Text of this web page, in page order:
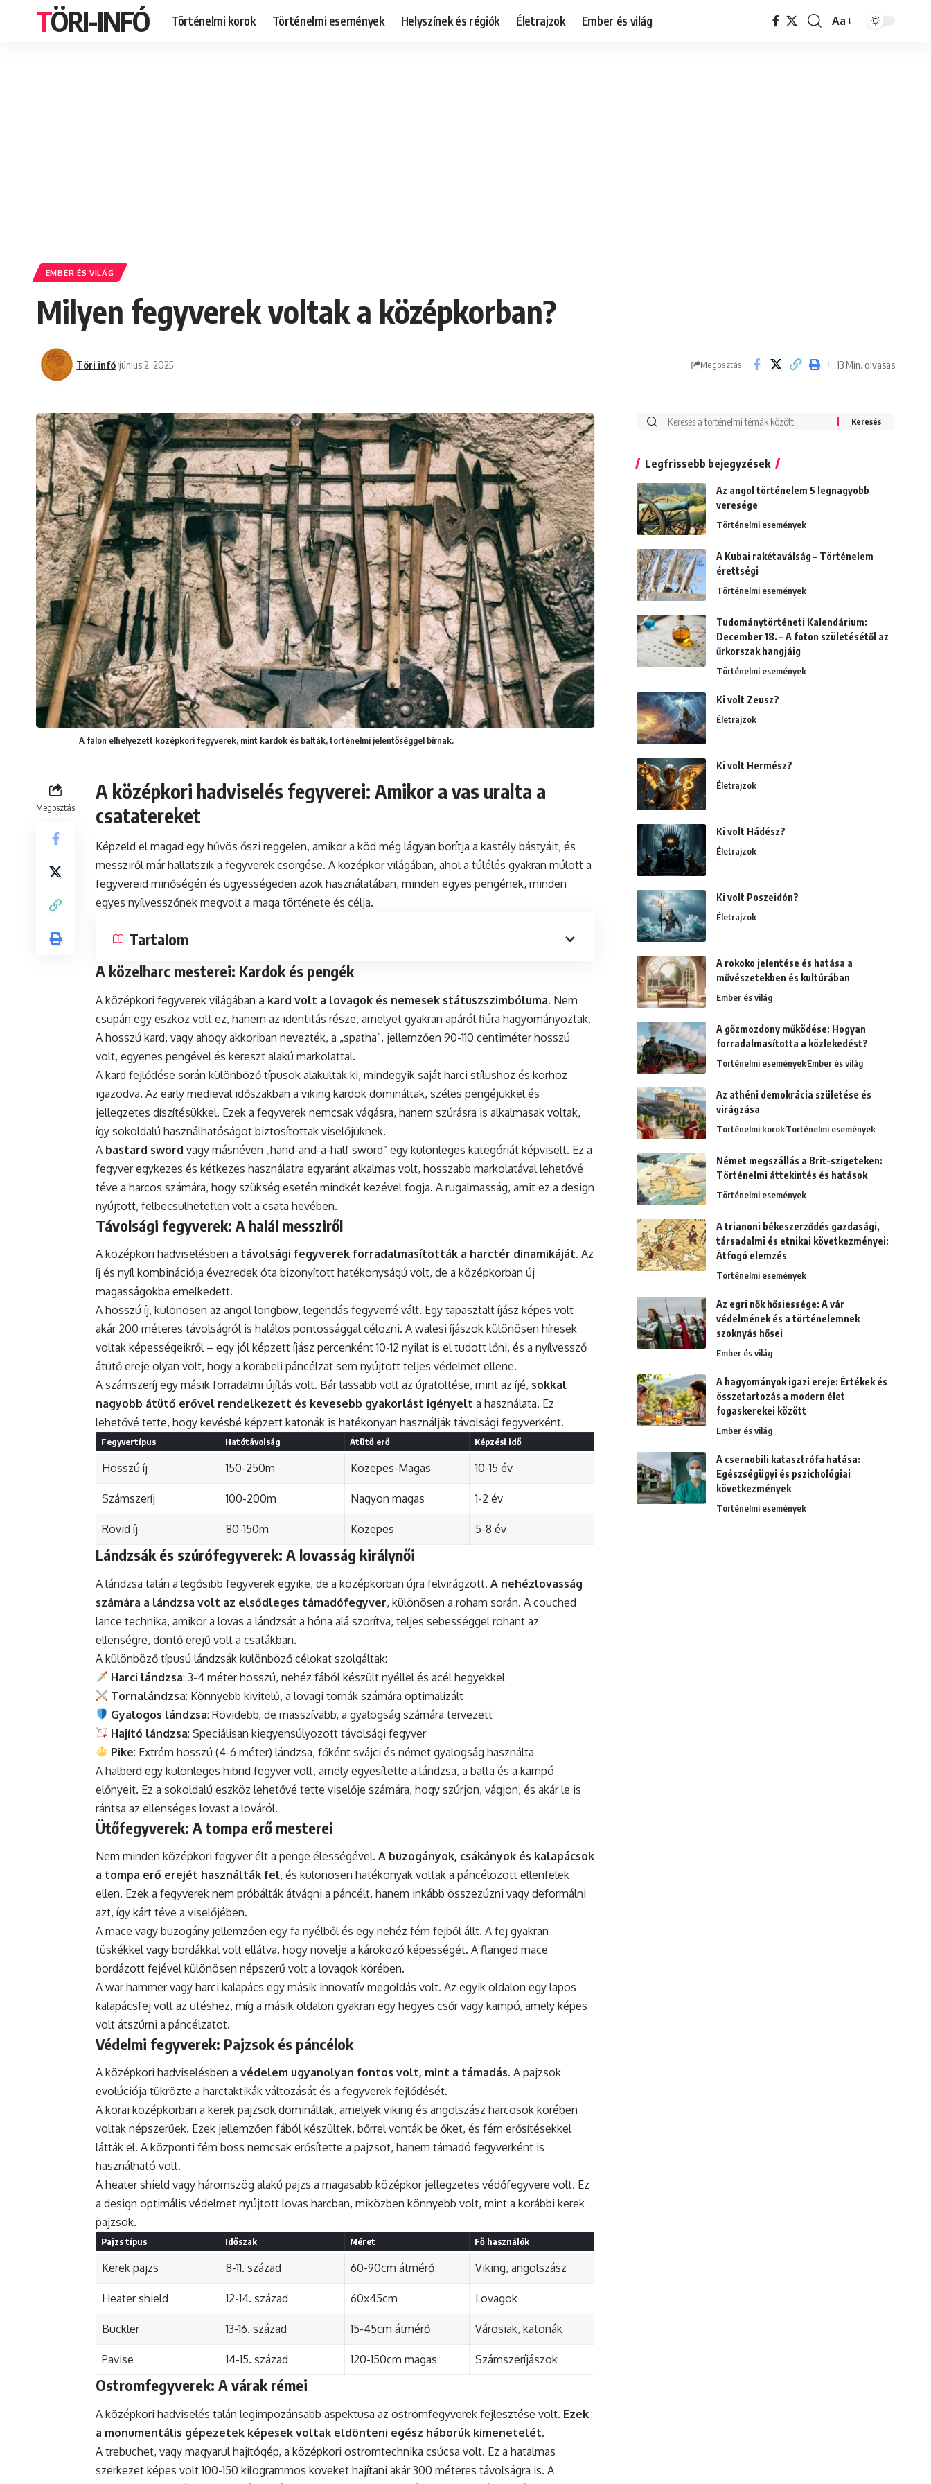
TÖRI-INFÓ Történelmi korok Történelmi események Helyszínek és régiók Életrajzok Ember és világ
Font
Aa
EMBER ÉS VILÁG
Milyen fegyverek voltak a középkorban?
Töri infó június 2, 2025 Megosztás 13 Min. olvasás
A falon elhelyezett középkori fegyverek, mint kardok és balták, történelmi jelentőséggel bírnak.
Megosztás
A középkori hadviselés fegyverei: Amikor a vas uralta a
csatatereket
Képzeld el magad egy hűvös őszi reggelen, amikor a köd még lágyan borítja a kastély bástyáit, és
messziről már hallatszik a fegyverek csörgése. A középkor világában, ahol a túlélés gyakran múlott a
fegyvereid minőségén és ügyességeden azok használatában, minden egyes pengének, minden
egyes nyílvesszőnek megvolt a maga története és célja.
Tartalom
A közelharc mesterei: Kardok és pengék
A középkori fegyverek világában a kard volt a lovagok és nemesek státuszszimbóluma. Nem
csupán egy eszköz volt ez, hanem az identitás része, amelyet gyakran apáról fiúra hagyományoztak.
A hosszú kard, vagy ahogy akkoriban nevezték, a „spatha”, jellemzően 90-110 centiméter hosszú
volt, egyenes pengével és kereszt alakú markolattal.
A kard fejlődése során különböző típusok alakultak ki, mindegyik saját harci stílushoz és korhoz
igazodva. Az early medieval időszakban a viking kardok domináltak, széles pengéjükkel és
jellegzetes díszítésükkel. Ezek a fegyverek nemcsak vágásra, hanem szúrásra is alkalmasak voltak,
így sokoldalú használhatóságot biztosítottak viselőjüknek.
A bastard sword vagy másnéven „hand-and-a-half sword” egy különleges kategóriát képviselt. Ez a
fegyver egykezes és kétkezes használatra egyaránt alkalmas volt, hosszabb markolatával lehetővé
téve a harcos számára, hogy szükség esetén mindkét kezével fogja. A rugalmasság, amit ez a design
nyújtott, felbecsülhetetlen volt a csata hevében.
Távolsági fegyverek: A halál messziről
A középkori hadviselésben a távolsági fegyverek forradalmasították a harctér dinamikáját. Az
íj és nyíl kombinációja évezredek óta bizonyított hatékonyságú volt, de a középkorban új
magasságokba emelkedett.
A hosszú íj, különösen az angol longbow, legendás fegyverré vált. Egy tapasztalt íjász képes volt
akár 200 méteres távolságról is halálos pontossággal célozni. A walesi íjászok különösen híresek
voltak képességeikről – egy jól képzett íjász percenként 10-12 nyilat is el tudott lőni, és a nyílvessző
átütő ereje olyan volt, hogy a korabeli páncélzat sem nyújtott teljes védelmet ellene.
A számszeríj egy másik forradalmi újítás volt. Bár lassabb volt az újratöltése, mint az íjé, sokkal
nagyobb átütő erővel rendelkezett és kevesebb gyakorlást igényelt a használata. Ez
lehetővé tette, hogy kevésbé képzett katonák is hatékonyan használják távolsági fegyverként.
Fegyvertípus Hatótávolság Átütő erő Képzési idő
Hosszú íj 150-250m Közepes-Magas 10-15 év
Számszeríj 100-200m Nagyon magas 1-2 év
Rövid íj 80-150m Közepes 5-8 év
Lándzsák és szúrófegyverek: A lovasság királynői
A lándzsa talán a legősibb fegyverek egyike, de a középkorban újra felvirágzott. A nehézlovasság
számára a lándzsa volt az elsődleges támadófegyver, különösen a roham során. A couched
lance technika, amikor a lovas a lándzsát a hóna alá szorítva, teljes sebességgel rohant az
ellenségre, döntő erejű volt a csatákban.
A különböző típusú lándzsák különböző célokat szolgáltak:
Harci lándzsa: 3-4 méter hosszú, nehéz fából készült nyéllel és acél hegyekkel
Tornalándzsa: Könnyebb kivitelű, a lovagi tornák számára optimalizált
Gyalogos lándzsa: Rövidebb, de masszívabb, a gyalogság számára tervezett
Hajító lándzsa: Speciálisan kiegyensúlyozott távolsági fegyver
Pike: Extrém hosszú (4-6 méter) lándzsa, főként svájci és német gyalogság használta
A halberd egy különleges hibrid fegyver volt, amely egyesítette a lándzsa, a balta és a kampó
előnyeit. Ez a sokoldalú eszköz lehetővé tette viselője számára, hogy szúrjon, vágjon, és akár le is
rántsa az ellenséges lovast a lováról.
Ütőfegyverek: A tompa erő mesterei
Nem minden középkori fegyver élt a penge élességével. A buzogányok, csákányok és kalapácsok
a tompa erő erejét használták fel, és különösen hatékonyak voltak a páncélozott ellenfelek
ellen. Ezek a fegyverek nem próbálták átvágni a páncélt, hanem inkább összezúzni vagy deformálni
azt, így kárt téve a viselőjében.
A mace vagy buzogány jellemzően egy fa nyélből és egy nehéz fém fejből állt. A fej gyakran
tüskékkel vagy bordákkal volt ellátva, hogy növelje a károkozó képességét. A flanged mace
bordázott fejével különösen népszerű volt a lovagok körében.
A war hammer vagy harci kalapács egy másik innovatív megoldás volt. Az egyik oldalon egy lapos
kalapácsfej volt az ütéshez, míg a másik oldalon gyakran egy hegyes csőr vagy kampó, amely képes
volt átszúrni a páncélzatot.
Védelmi fegyverek: Pajzsok és páncélok
A középkori hadviselésben a védelem ugyanolyan fontos volt, mint a támadás. A pajzsok
evolúciója tükrözte a harctaktikák változását és a fegyverek fejlődését.
A korai középkorban a kerek pajzsok domináltak, amelyek viking és angolszász harcosok körében
voltak népszerűek. Ezek jellemzően fából készültek, bőrrel vonták be őket, és fém erősítésekkel
látták el. A központi fém boss nemcsak erősítette a pajzsot, hanem támadó fegyverként is
használható volt.
A heater shield vagy háromszög alakú pajzs a magasabb középkor jellegzetes védőfegyvere volt. Ez
a design optimális védelmet nyújtott lovas harcban, miközben könnyebb volt, mint a korábbi kerek
pajzsok.
Pajzs típus Időszak Méret Fő használók
Kerek pajzs 8-11. század 60-90cm átmérő Viking, angolszász
Heater shield 12-14. század 60x45cm Lovagok
Buckler 13-16. század 15-45cm átmérő Városiak, katonák
Pavise 14-15. század 120-150cm magas Számszeríjászok
Ostromfegyverek: A várak rémei
A középkori hadviselés talán legimpozánsabb aspektusa az ostromfegyverek fejlesztése volt. Ezek
a monumentális gépezetek képesek voltak eldönteni egész háborúk kimenetelét.
A trebuchet, vagy magyarul hajítógép, a középkori ostromtechnika csúcsa volt. Ez a hatalmas
szerkezet képes volt 100-150 kilogrammos köveket hajítani akár 300 méteres távolságra is. A
Search
Legfrissebb bejegyzések
Az angol történelem 5 legnagyobb
veresége
Történelmi események
A Kubai rakétaválság – Történelem
érettségi
Történelmi események
Tudománytörténeti Kalendárium:
December 18. – A foton születésétől az
űrkorszak hangjáig
Történelmi események
Ki volt Zeusz?
Életrajzok
Ki volt Hermész?
Életrajzok
Ki volt Hádész?
Életrajzok
Ki volt Poszeidón?
Életrajzok
A rokoko jelentése és hatása a
művészetekben és kultúrában
Ember és világ
A gőzmozdony működése: Hogyan
forradalmasította a közlekedést?
Történelmi eseményekEmber és világ
Az athéni demokrácia születése és
virágzása
Történelmi korokTörténelmi események
Német megszállás a Brit-szigeteken:
Történelmi áttekintés és hatások
Történelmi események
A trianoni békeszerződés gazdasági,
társadalmi és etnikai következményei:
Átfogó elemzés
Történelmi események
Az egri nők hősiessége: A vár
védelmének és a történelemnek
szoknyás hősei
Ember és világ
A hagyományok igazi ereje: Értékek és
összetartozás a modern élet
fogaskerekei között
Ember és világ
A csernobili katasztrófa hatása:
Egészségügyi és pszichológiai
következmények
Történelmi események